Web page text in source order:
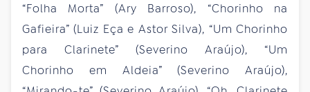
“Folha Morta” (Ary Barroso), “Chorinho na
Gafieira” (Luiz Eça e Astor Silva), “Um Chorinho
para Clarinete” (Severino Araújo), “Um
Chorinho em Aldeia” (Severino Araújo),